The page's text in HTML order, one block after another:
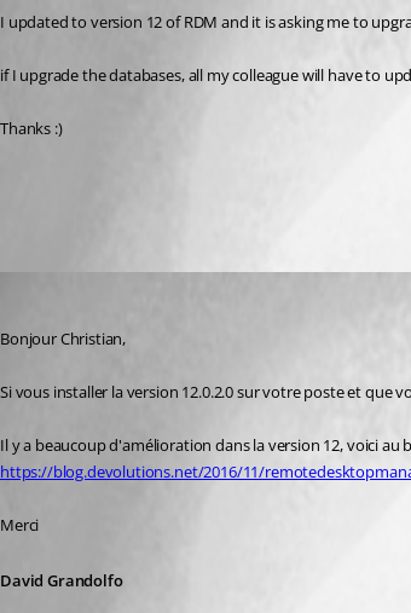
I updated to version 12 of RDM and it is asking me to
if I upgrade the databases, all my colleague will have to
Thanks :)
Bonjour Christian,
Si vous installer la version 12.0.2.0 sur votre poste et
Il y a beaucoup d'amélioration dans la version 12, voici au
https://blog.devolutions.net/2016/11/
Merci
David Grandolfo